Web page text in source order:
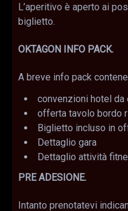
L’aperitivo è aperto ai
biglietto.
OKTAGON INFO PACK.
A breve info pack
convenzioni hotel
offerta tavolo bordo
Biglietto incluso in
Dettaglio gara
Dettaglio attività
PRE ADESIONE.
Intanto prenotatevi